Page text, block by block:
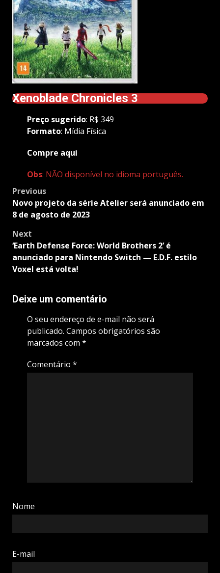
Xenoblade Chronicles 3
Preço sugerido: R$ 349
Formato: Mídia Física
Compre aqui
Obs: NÃO disponível no idioma português.
Post
navigation
Previous
Novo projeto da série Atelier será anunciado em
8 de agosto de 2023
Next
‘Earth Defense Force: World Brothers 2’ é
anunciado para Nintendo Switch — E.D.F. estilo
Voxel está volta!
Deixe um comentário
O seu endereço de e-mail não será
publicado. Campos obrigatórios são
marcados com *
Comentário *
Nome
E-mail